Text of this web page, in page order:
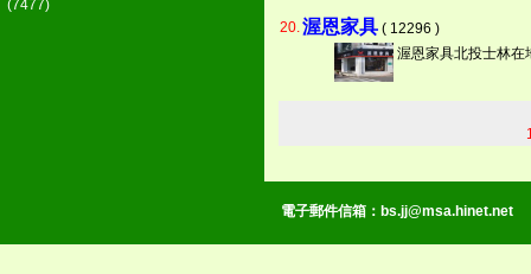
(7477)
20.渥恩家具 ( 12296 )
渥恩家具北投士林在
電子郵件信箱： bs.jj@msa.hinet.net